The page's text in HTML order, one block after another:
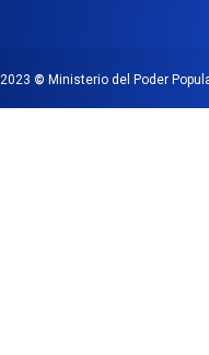
2023 © Ministerio del Poder